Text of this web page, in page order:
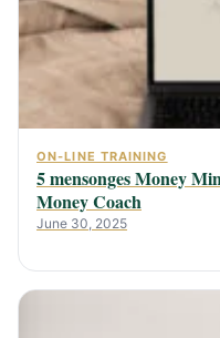
ON-LINE TRAINING
5 mensonges Money
Money Coach
June 30, 2025